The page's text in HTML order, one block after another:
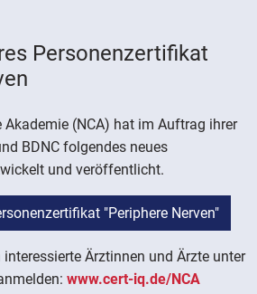
Personenzertifikat
Akademie (NCA) hat im Auftrag ihrer
BDNC folgendes neues
und veröffentlicht.
"Periphere Nerven"
Ärztinnen und Ärzte unter
www.cert-iq.de/NCA